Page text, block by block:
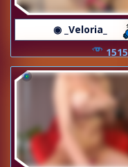
◉ _Veloria_
1515